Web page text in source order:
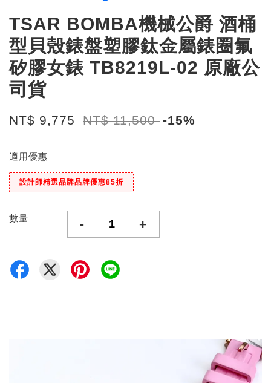
TSAR BOMBA機械公爵 酒桶
型貝殼錶盤塑膠鈦金屬錶圈氟
矽膠女錶 TB8219L-02 原廠公
司貨
NT$ 9,775 NT$ 11,500 -15%
適用優惠
設計師精選品牌品牌優惠85折
數量 - +